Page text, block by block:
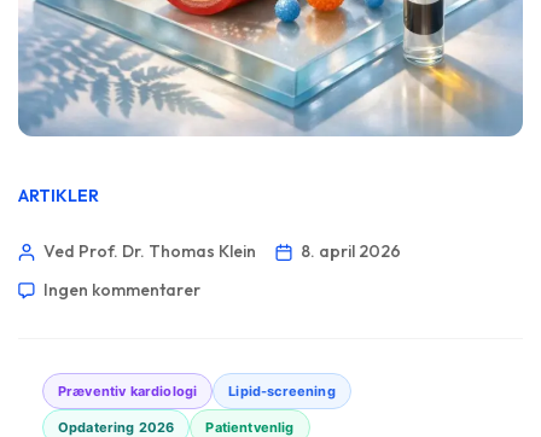
ARTIKLER
Ved Prof. Dr. Thomas Klein
8. april 2026
Ingen kommentarer
Præventiv kardiologi Lipid-screening
Opdatering 2026 Patientvenlig